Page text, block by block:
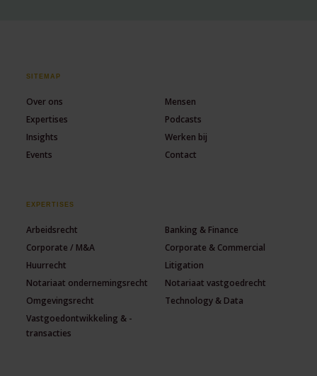
SITEMAP
Over ons
Mensen
Expertises
Podcasts
Insights
Werken bij
Events
Contact
EXPERTISES
Arbeidsrecht
Banking & Finance
Corporate / M&A
Corporate & Commercial
Huurrecht
Litigation
Notariaat ondernemingsrecht
Notariaat vastgoedrecht
Omgevingsrecht
Technology & Data
Vastgoedontwikkeling & -
transacties